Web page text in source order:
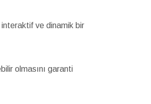
interaktif ve dinamik bir
olmasını garanti